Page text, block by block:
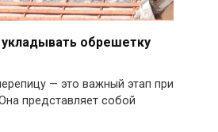
укладывать обрешетку
— это важный этап при
представляет собой